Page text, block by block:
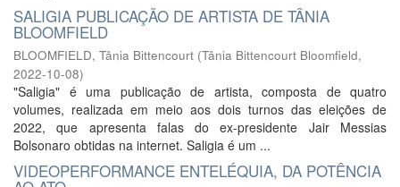
SALIGIA PUBLICAÇÃO DE ARTISTA DE TÂNIA
BLOOMFIELD
BLOOMFIELD, Tânia Bittencourt (Tânia Bittencourt Bloomfield,
2022-10-08)
"Saligia" é uma publicação de artista, composta de quatro
volumes, realizada em meio aos dois turnos das eleições de
2022, que apresenta falas do ex-presidente Jair Messias
Bolsonaro obtidas na internet. Saligia é um ...
VIDEOPERFORMANCE ENTELÉQUIA, DA POTÊNCIA